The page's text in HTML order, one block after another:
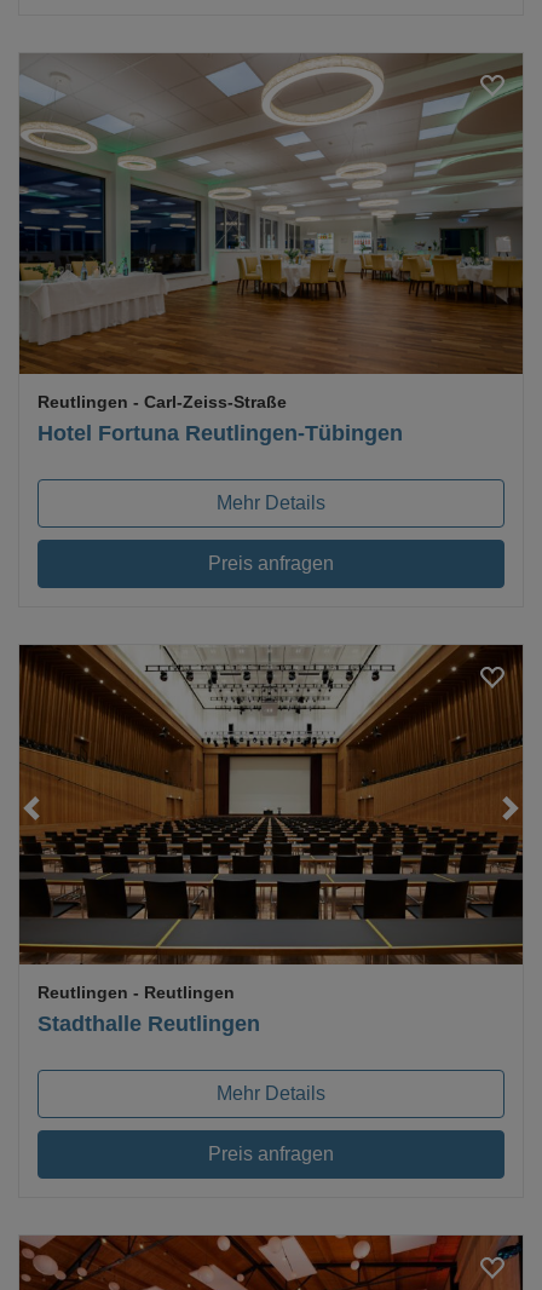
Loading...
Hotel Fortuna Reutlingen-Tübingen
Reutlingen - Carl-Zeiss-Straße
Mehr Details
Preis anfragen
Stadthalle Reutlingen
Reutlingen - Reutlingen
Mehr Details
Preis anfragen